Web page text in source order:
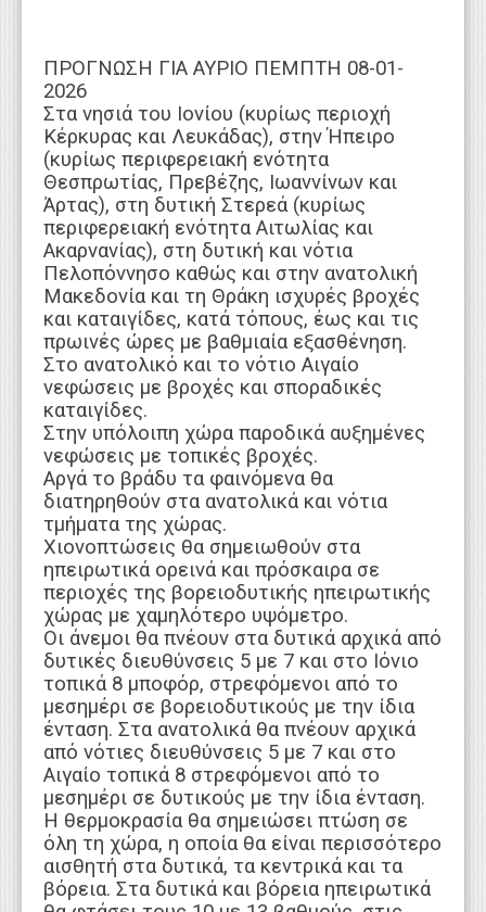
ΠΡΟΓΝΩΣΗ ΓΙΑ ΑΥΡΙΟ ΠΕΜΠΤΗ 08-01-
2026
Στα νησιά του Ιονίου (κυρίως περιοχή
Κέρκυρας και Λευκάδας), στην Ήπειρο
(κυρίως περιφερειακή ενότητα
Θεσπρωτίας, Πρεβέζης, Ιωαννίνων και
Άρτας), στη δυτική Στερεά (κυρίως
περιφερειακή ενότητα Αιτωλίας και
Ακαρνανίας), στη δυτική και νότια
Πελοπόννησο καθώς και στην ανατολική
Μακεδονία και τη Θράκη ισχυρές βροχές
και καταιγίδες, κατά τόπους, έως και τις
πρωινές ώρες με βαθμιαία εξασθένηση.
Στο ανατολικό και το νότιο Αιγαίο
νεφώσεις με βροχές και σποραδικές
καταιγίδες.
Στην υπόλοιπη χώρα παροδικά αυξημένες
νεφώσεις με τοπικές βροχές.
Αργά το βράδυ τα φαινόμενα θα
διατηρηθούν στα ανατολικά και νότια
τμήματα της χώρας.
Χιονοπτώσεις θα σημειωθούν στα
ηπειρωτικά ορεινά και πρόσκαιρα σε
περιοχές της βορειοδυτικής ηπειρωτικής
χώρας με χαμηλότερο υψόμετρο.
Οι άνεμοι θα πνέουν στα δυτικά αρχικά από
δυτικές διευθύνσεις 5 με 7 και στο Ιόνιο
τοπικά 8 μποφόρ, στρεφόμενοι από το
μεσημέρι σε βορειοδυτικούς με την ίδια
ένταση. Στα ανατολικά θα πνέουν αρχικά
από νότιες διευθύνσεις 5 με 7 και στο
Αιγαίο τοπικά 8 στρεφόμενοι από το
μεσημέρι σε δυτικούς με την ίδια ένταση.
Η θερμοκρασία θα σημειώσει πτώση σε
όλη τη χώρα, η οποία θα είναι περισσότερο
αισθητή στα δυτικά, τα κεντρικά και τα
βόρεια. Στα δυτικά και βόρεια ηπειρωτικά